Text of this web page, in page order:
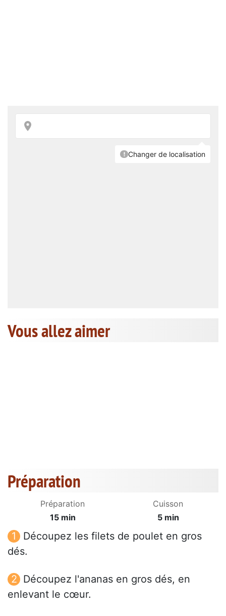
Vous allez aimer
Préparation
Préparation
15 min
Cuisson
5 min
Découpez les filets de poulet en gros
dés.
Découpez l'ananas en gros dés, en
enlevant le cœur.